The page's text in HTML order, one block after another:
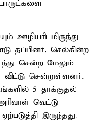
ஊழியரிடமிருந்து
தப்பினர். செல்கின்ற
சென்ற மேலும்
விட்டு சென்றுள்ளனர்.
5 தாக்குதல்
வெட்டு
இருந்தது.